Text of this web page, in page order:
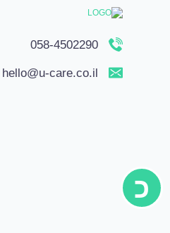
058-4502290
hello@u-care.co.il
כ